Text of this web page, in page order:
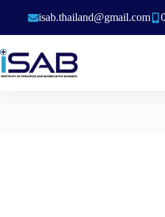
isab.thailand@gmail.com